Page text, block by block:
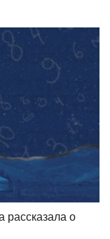
рассказала о